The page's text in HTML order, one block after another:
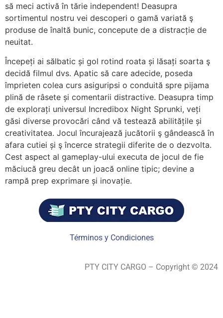
să meci activă în tărie independent! Deasupra
sortimentul nostru vei descoperi o gamă variată ş
produse de înaltă bunic, concepute de a distracție de
neuitat.
Începeți ai sălbatic și gol rotind roata și lăsați soarta ş
decidă filmul dvs. Apatic să care adecide, poseda
împrieten colea curs asiguripsi o conduită spre pijama
plină de râsete și comentarii distractive. Deasupra timp
de explorați universul Incredibox Night Sprunki, veți
găsi diverse provocări când vă testează abilitățile și
creativitatea. Jocul încurajează jucătorii ş gândească în
afara cutiei și ş încerce strategii diferite de o dezvolta.
Cest aspect al gameplay-ului executa de jocul de fie
măciucă greu decât un joacă online tipic; devine a
rampă prep exprimare și inovație.
Términos y Condiciones
PTY CITY CARGO – Copyright © 2024